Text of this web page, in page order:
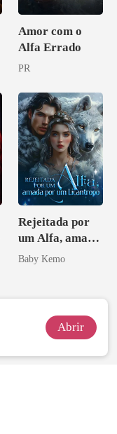
Amor com o
Alfa Errado
PR
Rejeitada por
um Alfa, amada
por um
Baby Kemo
Abrir